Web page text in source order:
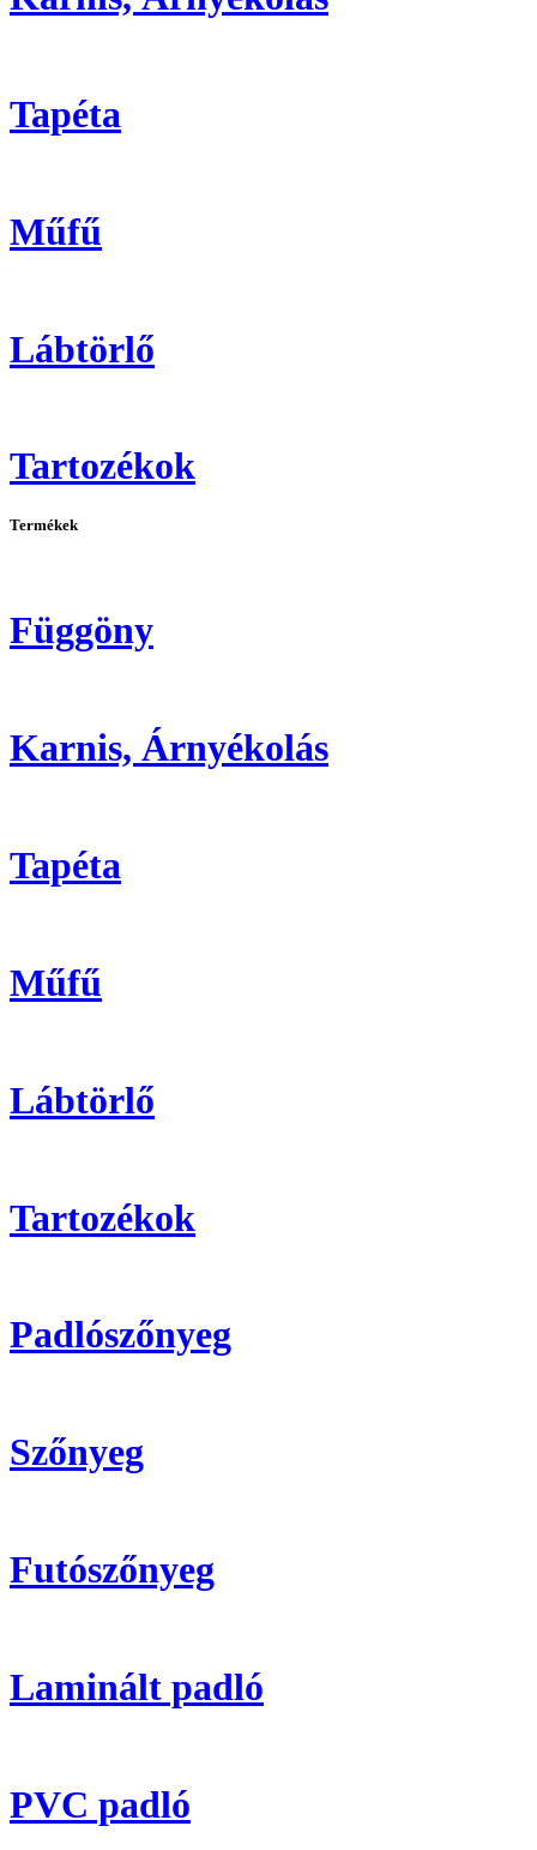
Tapéta
Műfű
Lábtörlő
Tartozékok
Termékek
Függöny
Karnis, Árnyékolás
Tapéta
Műfű
Lábtörlő
Tartozékok
Padlószőnyeg
Szőnyeg
Futószőnyeg
Laminált padló
PVC padló